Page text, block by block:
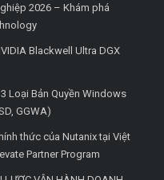
2026 – Khám phá
Blackwell Ultra DGX
Loại Bản Quyền Windows
GGWA)
thức của Nutanix tại Việt
Partner Program